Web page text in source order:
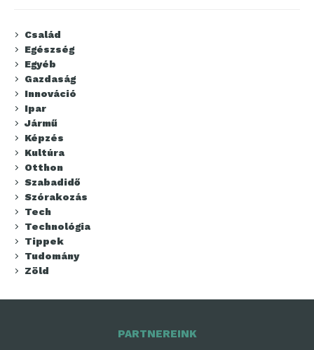
Család
Egészség
Egyéb
Gazdaság
Innováció
Ipar
Jármű
Képzés
Kultúra
Otthon
Szabadidő
Szórakozás
Tech
Technológia
Tippek
Tudomány
Zöld
PARTNEREINK